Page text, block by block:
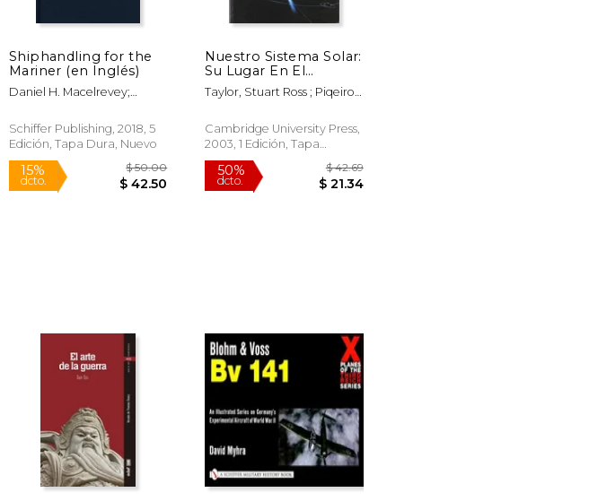
Shiphandling for the
Mariner (en Inglés)
Daniel H. Macelrevey;
Schiffer Publishing, 2018, 5
Edición, Tapa Dura, Nuevo
15% $ 50.00
Nuestro Sistema Solar:
Su Lugar En El
Cosmos (en Inglés)
Taylor, Stuart Ross ; Piqeiro,
David Ortega
Cambridge University Press,
2003, 1 Edición, Tapa
Blanda,Usado
50%